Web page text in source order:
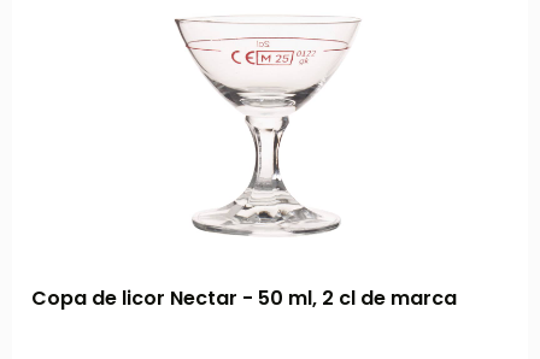
Copa de licor Nectar - 50 ml, 2 cl de marca